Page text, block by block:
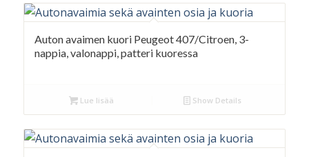
Auton avaimen kuori Peugeot 407/Citroen, 3-
nappia, valonappi, patteri kuoressa
Lue lisää Show Details